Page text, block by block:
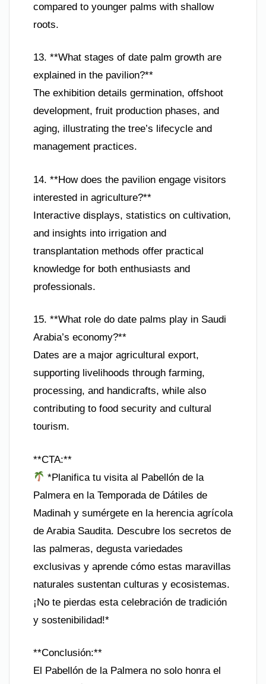
compared to younger palms with shallow
roots.
13. **What stages of date palm growth are
explained in the pavilion?**
The exhibition details germination, offshoot
development, fruit production phases, and
aging, illustrating the tree’s lifecycle and
management practices.
14. **How does the pavilion engage visitors
interested in agriculture?**
Interactive displays, statistics on cultivation,
and insights into irrigation and
transplantation methods offer practical
knowledge for both enthusiasts and
professionals.
15. **What role do date palms play in Saudi
Arabia’s economy?**
Dates are a major agricultural export,
supporting livelihoods through farming,
processing, and handicrafts, while also
contributing to food security and cultural
tourism.
**CTA:**
*Planifica tu visita al Pabellón de la
Palmera en la Temporada de Dátiles de
Madinah y sumérgete en la herencia agrícola
de Arabia Saudita. Descubre los secretos de
las palmeras, degusta variedades
exclusivas y aprende cómo estas maravillas
naturales sustentan culturas y ecosistemas.
¡No te pierdas esta celebración de tradición
y sostenibilidad!*
**Conclusión:**
El Pabellón de la Palmera no solo honra el